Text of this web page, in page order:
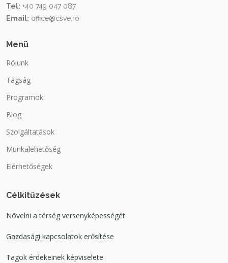
Tel: +40 749 047 087
Email: office@csve.ro
Menü
Rólunk
Tagság
Programok
Blog
Szolgáltatások
Munkalehetőség
Elérhetőségek
Célkitűzések
Növelni a térség versenyképességét
Gazdasági kapcsolatok erősítése
Tagok érdekeinek képviselete